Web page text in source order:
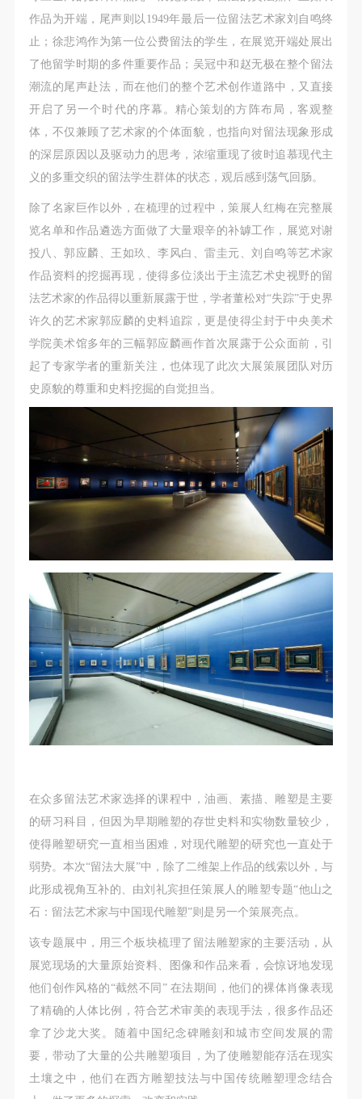
作品为开端，尾声则以1949年最后一位留法艺术家刘自鸣终
止；徐悲鸿作为第一位公费留法的学生，在展览开端处展出
了他留学时期的多件重要作品；吴冠中和赵无极在整个留法
潮流的尾声赴法，而在他们的整个艺术创作道路中，又直接
开启了另一个时代的序幕。精心策划的方阵布局，客观整
体，不仅兼顾了艺术家的个体面貌，也指向对留法现象形成
的深层原因以及驱动力的思考，浓缩重现了彼时追慕现代主
义的多重交织的留法学生群体的状态，观后感到荡气回肠。
除了名家巨作以外，在梳理的过程中，策展人红梅在完整展
览名单和作品遴选方面做了大量艰辛的补罅工作，展览对谢
投八、郭应麟、王如玖、李风白、雷圭元、刘自鸣等艺术家
作品资料的挖掘再现，使得多位淡出于主流艺术史视野的留
法艺术家的作品得以重新展露于世，学者董松对“失踪”于史界
许久的艺术家郭应麟的史料追踪，更是使得尘封于中央美术
学院美术馆多年的三幅郭应麟画作首次展露于公众面前，引
起了专家学者的重新关注，也体现了此次大展策展团队对历
史原貌的尊重和史料挖掘的自觉担当。
在众多留法艺术家选择的课程中，油画、素描、雕塑是主要
的研习科目，但因为早期雕塑的存世史料和实物数量较少，
使得雕塑研究一直相当困难，对现代雕塑的研究也一直处于
弱势。本次“留法大展”中，除了二维架上作品的线索以外，与
此形成视角互补的、由刘礼宾担任策展人的雕塑专题“他山之
石：留法艺术家与中国现代雕塑”则是另一个策展亮点。
该专题展中，用三个板块梳理了留法雕塑家的主要活动，从
展览现场的大量原始资料、图像和作品来看，会惊讶地发现
他们创作风格的“截然不同” 在法期间，他们的裸体肖像表现
了精确的人体比例，符合艺术审美的表现手法，很多作品还
拿了沙龙大奖。随着中国纪念碑雕刻和城市空间发展的需
要，带动了大量的公共雕塑项目，为了使雕塑能存活在现实
土壤之中，他们在西方雕塑技法与中国传统雕塑理念结合
（1）、甲方为本协议中的肖像权人，自愿将自己的
肖像权许可乙方作符合本协议约定和法律规定的用
途。
（2）、乙方中央美术学院美术馆是一所具有标志
性、专业性、国际化的现代公共美术馆。中央美术学
院美术馆与时代同行，努力塑造一个开放、自由、学
术的空间氛围，竭诚与各单位、企业、机构、艺术家
和观众进行良好互动。以学院的学术研究为基础，积
极策划国际、国内多视角、多领域的展览、论坛及公
共教育活动，为美院师生、中外艺术家以及社会公众
提供一个交流、学习、展示的平台。作为一家公益性
单位，其开展的公共教育活动以学术性和公益性为
主。
（3）、乙方为甲方拍摄中央美术学院公共教育部所
有公教活动。
二、拍摄内容、使用形式、使用地域范围
（1）、拍摄内容 乙方拍摄的带有甲方肖像的作品内
容包括：①中央美术学院美术馆②中央美术学院校园
内○3由中央美术学院公共教育部策划或执行的一切活
（2）、使用形式 用于中央美术学院图书出版、销售
附带光盘及宣传资料。
（3）、使用地域范围
适用地域范围包括国内和国外。
使用肖像的媒介限于不损害甲方肖像权的任何媒介
（如杂志、网络等）。
三、肖像权使用期限
永久使用。
四、许可使用费用
带有甲方肖像作品的拍摄费用由乙方承担。
乙方于拍摄完带有甲方肖像的作品无需支付甲方任何
费用。
附则
（2）、本协议自甲乙双方签字（盖章）、勾选之日
起生效。
（3）、本协议包括纸质档和电子档，纸质档—式二
份，甲乙双方各执一份，均具有同等法律效力。
活动参与者意味着接受并承担本协议的全部义务，未
同意者意味着放弃参加此次活动的权利。凡参加这次
活动前，必须事先与自己的家属沟通，取得家属同
意，同时知晓并同意本免责声明。参加者签名/勾选
后，视作其家属也已知晓并同意。
我已认真阅读上述条款，并且同意。
（1）、甲方为本协议中的肖像权人，自愿将自己的
肖像权许可乙方作符合本协议约定和法律规定的用
途。
（2）、乙方中央美术学院美术馆是一所具有标志
性、专业性、国际化的现代公共美术馆。中央美术学
院美术馆与时代同行，努力塑造一个开放、自由、学
术的空间氛围，竭诚与各单位、企业、机构、艺术家
和观众进行良好互动。以学院的学术研究为基础，积
极策划国际、国内多视角、多领域的展览、论坛及公
共教育活动，为美院师生、中外艺术家以及社会公众
提供一个交流、学习、展示的平台。作为一家公益性
单位，其开展的公共教育活动以学术性和公益性为
主。
（3）、乙方为甲方拍摄中央美术学院公共教育部所
有公教活动。
二、拍摄内容、使用形式、使用地域范围
（1）、拍摄内容 乙方拍摄的带有甲方肖像的作品内
容包括：①中央美术学院美术馆②中央美术学院校园
内○3由中央美术学院公共教育部策划或执行的一切活
（2）、使用形式 用于中央美术学院图书出版、销售
附带光盘及宣传资料。
（3）、使用地域范围
适用地域范围包括国内和国外。
使用肖像的媒介限于不损害甲方肖像权的任何媒介
（如杂志、网络等）。
三、肖像权使用期限
永久使用。
四、许可使用费用
带有甲方肖像作品的拍摄费用由乙方承担。
乙方于拍摄完带有甲方肖像的作品无需支付甲方任何
费用。
附则
（2）、本协议自甲乙双方签字（盖章）、勾选之日
起生效。
（3）、本协议包括纸质档和电子档，纸质档—式二
份，甲乙双方各执一份，均具有同等法律效力。
活动参与者意味着接受并承担本协议的全部义务，未
同意者意味着放弃参加此次活动的权利。凡参加这次
活动前，必须事先与自己的家属沟通，取得家属同
意，同时知晓并同意本免责声明。参加者签名/勾选
后，视作其家属也已知晓并同意。
我已认真阅读上述条款，并且同意。
（1）、甲方为本协议中的肖像权人，自愿将自己的
肖像权许可乙方作符合本协议约定和法律规定的用
途。
（2）、乙方中央美术学院美术馆是一所具有标志
性、专业性、国际化的现代公共美术馆。中央美术学
院美术馆与时代同行，努力塑造一个开放、自由、学
术的空间氛围，竭诚与各单位、企业、机构、艺术家
和观众进行良好互动。以学院的学术研究为基础，积
极策划国际、国内多视角、多领域的展览、论坛及公
共教育活动，为美院师生、中外艺术家以及社会公众
提供一个交流、学习、展示的平台。作为一家公益性
单位，其开展的公共教育活动以学术性和公益性为
主。
（3）、乙方为甲方拍摄中央美术学院公共教育部所
有公教活动。
二、拍摄内容、使用形式、使用地域范围
（1）、拍摄内容 乙方拍摄的带有甲方肖像的作品内
容包括：①中央美术学院美术馆②中央美术学院校园
内○3由中央美术学院公共教育部策划或执行的一切活
（2）、使用形式 用于中央美术学院图书出版、销售
附带光盘及宣传资料。
（3）、使用地域范围
适用地域范围包括国内和国外。
使用肖像的媒介限于不损害甲方肖像权的任何媒介
（如杂志、网络等）。
三、肖像权使用期限
永久使用。
四、许可使用费用
带有甲方肖像作品的拍摄费用由乙方承担。
乙方于拍摄完带有甲方肖像的作品无需支付甲方任何
费用。
附则
（2）、本协议自甲乙双方签字（盖章）、勾选之日
起生效。
（3）、本协议包括纸质档和电子档，纸质档—式二
份，甲乙双方各执一份，均具有同等法律效力。
活动参与者意味着接受并承担本协议的全部义务，未
同意者意味着放弃参加此次活动的权利。凡参加这次
活动前，必须事先与自己的家属沟通，取得家属同
意，同时知晓并同意本免责声明。参加者签名/勾选
后，视作其家属也已知晓并同意。
我已认真阅读上述条款，并且同意。
快捷登录 帐号密码登录